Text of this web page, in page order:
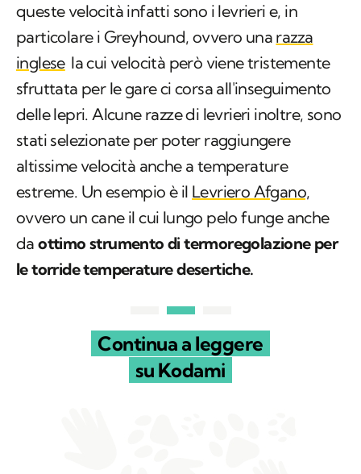
queste velocità infatti sono i levrieri e, in
particolare i Greyhound, ovvero una razza
inglese la cui velocità però viene tristemente
sfruttata per le gare ci corsa all'inseguimento
delle lepri. Alcune razze di levrieri inoltre, sono
stati selezionate per poter raggiungere
altissime velocità anche a temperature
estreme. Un esempio è il Levriero Afgano,
ovvero un cane il cui lungo pelo funge anche
da ottimo strumento di termoregolazione per
le torride temperature desertiche.
Continua a leggere
su Kodami